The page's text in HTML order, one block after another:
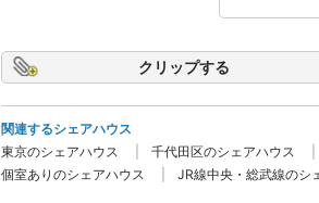
クリップ
関連するシェアハウス
東京のシェアハウス
千代田区のシェアハウス
個室ありのシェアハウス
JR線中央・総武線のシ